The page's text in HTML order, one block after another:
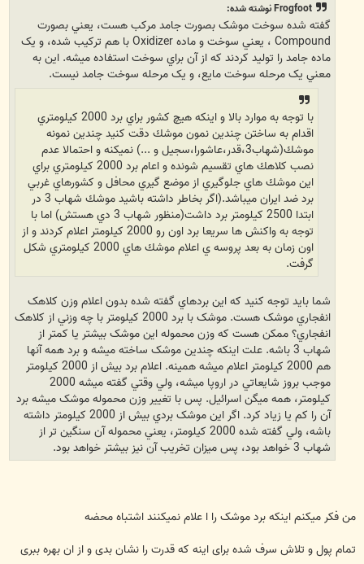
Frogfoot نوشته شده:
گفته شده سوخت موشک بصورت جامد مرکب هست، يعني بصورت
Compound ، يعني سوخت و ماده Oxidizer با هم ترکيب شده، و يک
ماده جامد را توليد کردند که از آن براي سوخت استفاده ميشه. اين به
معني يک مرحله سوخت مايع، و يک مرحله سوخت جامد نيست.
با توجه به موارد بالا و اينكه هيچ كشور براي برد 2000 كيلومتري
اقدام به ساختن چندين نمون موشك دقت كنيد چندين نمونه
موشك(شهاب3،قدر،عاشورا،سجيل و ...) نميكنه و احتمالا عدم
نصب كلاهك هاي تقسيم شونده و اعام برد 2000 كيلومتري براي
اين موشك هاي جلوگيري از موضع گيري محافل و كشورهاي غربي
برد ضد ايران ميباشد.(اگر بخاطر داشته باشيد موشك شهاب 3 در
ابتدا 2500 كيلومتر برد داشت(منظور شهاب 3 دي هستش) اما با
توجه به واكنش ها سريعا برد اون رو 2000 كيلومتر اعلام كردند و از
اون زمان به بعد پروسه ي اعلام موشك هاي 2000 كيلومتري شكل
گرفت.
شما بايد توجه کنيد که اين بردهاي گفته شده بدون اعلام وزن کلاهک
انفجاري موشک هست. موشک با برد 2000 کيلومتر با چه وزني از کلاهک
انفجاري؟ ممکن هست که وزن محموله اين موشک بيشتر يا کمتر از
شهاب 3 باشه. علت اينکه چندين موشک ساخته ميشه و برد همه آنها
هم 2000 کيلومتر اعلام ميشه همينه. اعلام برد بيش از 2000 کيلومتر
موجب بروز شايعاتي در اروپا ميشه، ولي وقتي گفته ميشه 2000
کيلومتر، همه ميگن اسرائيل. پس با تغيير وزن محموله موشک ميشه برد
آن را کم يا زياد کرد. اگر اين موشک بردي بيش از 2000 کيلومتر داشته
باشه، ولي گفته شده 2000 کيلومتر، يعني محموله آن سنگين تر از
شهاب 3 خواهد بود، پس ميزان تخريب آن نيز بيشتر خواهد بود.
من فکر ميکنم اينکه برد موشک را ا علام نميکنند اشتباه محضه
تمام پول و تلاش سرف شده برای اينه که قدرت را نشان بدی و از ان بهره ببری